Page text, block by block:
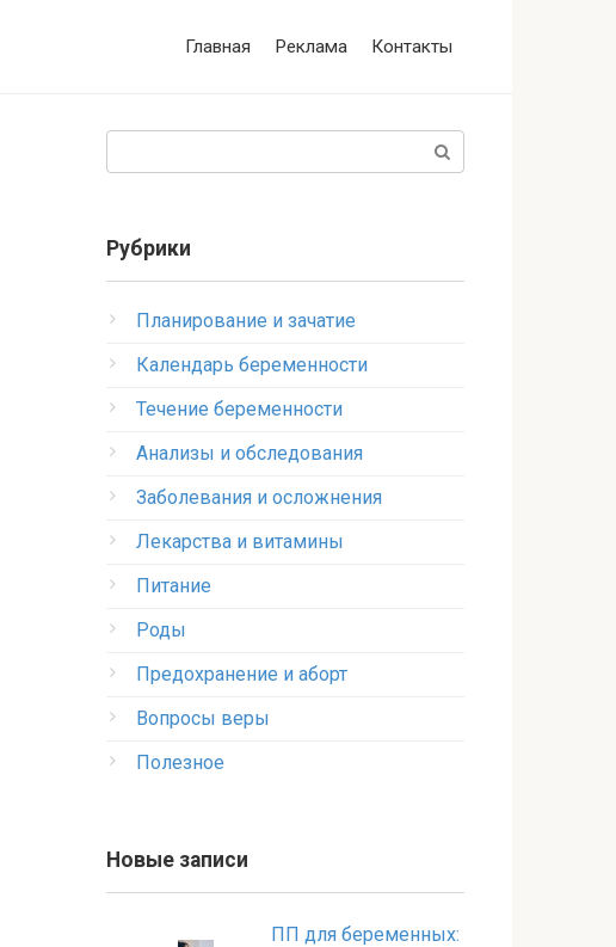
Главная Реклама Контакты
Рубрики
Планирование и зачатие
Календарь беременности
Течение беременности
Анализы и обследования
Заболевания и осложнения
Лекарства и витамины
Питание
Роды
Предохранение и аборт
Вопросы веры
Полезное
Новые записи
ПП для беременных: